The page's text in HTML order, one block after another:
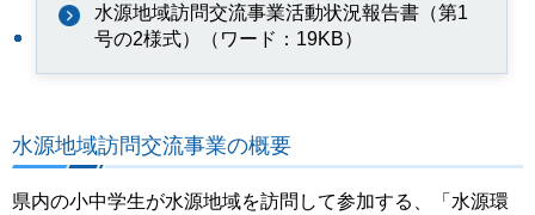
水源地域訪問交流事業活動状況報告書（第1
号の2様式）（ワード：19KB）
水源地域訪問交流事業の概要
県内の小中学生が水源地域を訪問して参加する、「水源環